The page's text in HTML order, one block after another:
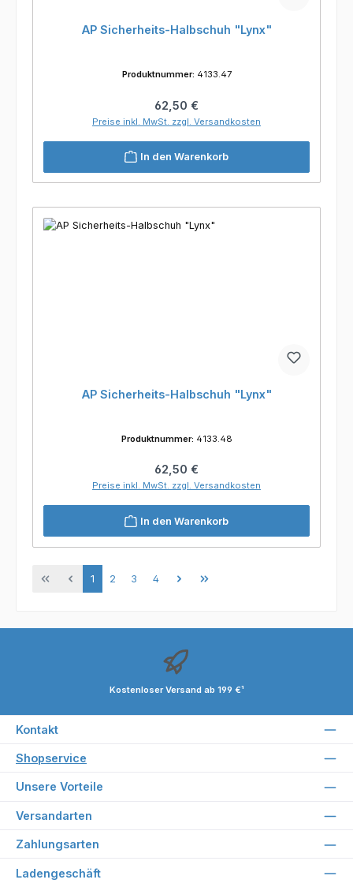
AP Sicherheits-Halbschuh "Lynx"
Produktnummer: 4133.47
Regulärer Preis:
62,50 €
Preise inkl. MwSt. zzgl. Versandkosten
In den Warenkorb
AP Sicherheits-Halbschuh "Lynx"
Produktnummer: 4133.48
Regulärer Preis:
62,50 €
Preise inkl. MwSt. zzgl. Versandkosten
In den Warenkorb
Seite
1 Seite
2 Seite
3 Seite
4
Kostenloser Versand ab 199 €¹
Kontakt
Shopservice
Unsere Vorteile
Versandarten
Zahlungsarten
Ladengeschäft